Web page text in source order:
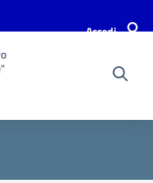
Accedi